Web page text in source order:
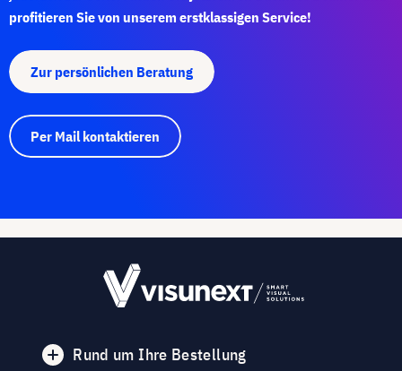
profitieren Sie von unserem erstklassigen Service!
Zur persönlichen Beratung
Per Mail kontaktieren
Rund um Ihre Bestellung